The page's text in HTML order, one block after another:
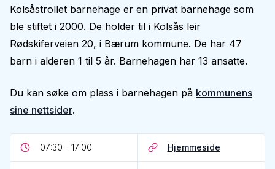
Kolsåstrollet barnehage er en privat barnehage som
ble stiftet i 2000. De holder til i Kolsås leir
Rødskiferveien 20, i Bærum kommune. De har 47
barn i alderen 1 til 5 år. Barnehagen har 13 ansatte.
Du kan søke om plass i barnehagen på kommunens
sine nettsider.
07:30 - 17:00 Hjemmeside